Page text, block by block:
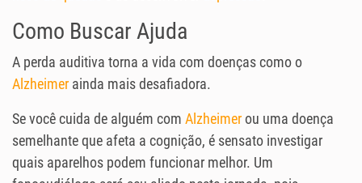
Como Buscar Ajuda
A perda auditiva torna a vida com doenças como o
Alzheimer ainda mais desafiadora.
Se você cuida de alguém com Alzheimerou uma doença
semelhante que afeta a cognição, é sensato investigar
quais aparelhos podem funcionar melhor. Um